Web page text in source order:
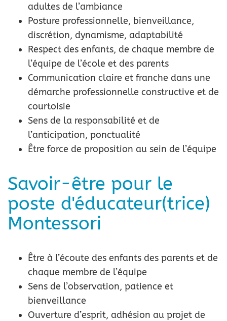
adultes de l’ambiance
Posture professionnelle, bienveillance,
discrétion, dynamisme, adaptabilité
Respect des enfants, de chaque membre de
l’équipe de l’école et des parents
Communication claire et franche dans une
démarche professionnelle constructive et de
courtoisie
Sens de la responsabilité et de
l’anticipation, ponctualité
Être force de proposition au sein de l’équipe
Savoir-être pour le
poste d'éducateur(trice)
Montessori
Être à l’écoute des enfants des parents et de
chaque membre de l’équipe
Sens de l’observation, patience et
bienveillance
Ouverture d’esprit, adhésion au projet de